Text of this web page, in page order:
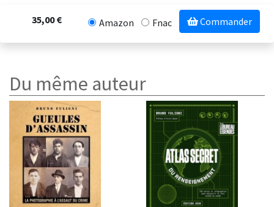
35,00 € Amazon Fnac Commander
Du même auteur